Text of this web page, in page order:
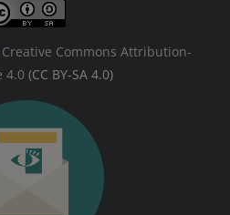
Commons Attribution-
4.0 (CC BY-SA 4.0)